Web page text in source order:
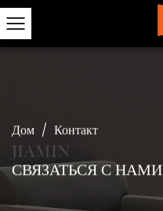
Дом / Контакт
СВЯЗАТЬСЯ С НАМИ